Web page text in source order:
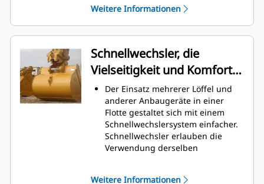
Zeit geladen werden. Bei jeder
abriebbeständigem Stahl
gefertigt, der vor allem für
Komponenten mit übermäßigem
Verschleiß gedacht ist.
Schützen Sie die wichtigsten
Bereiche des von hohem
Verschleiß betroffenen Löffels mit
Cat-Schneidwerkzeugen.
Die Cat® Advansys ™-
Schneidwerkzeuge bieten ein
höheres Eindringvermögen in das
Material und kürzere
Arbeitstaktzeiten – für eine höhere
Aufgaben.
Weitere Informationen
Schnellwechsler, die
Vielseitigkeit und Komfort
bieten
Der Einsatz mehrerer Löffel und
anderer Anbaugeräte in einer
Flotte gestaltet sich mit einem
Schnellwechslersystem einfacher.
Schnellwechsler erlauben die
Verwendung derselben
Weitere Informationen